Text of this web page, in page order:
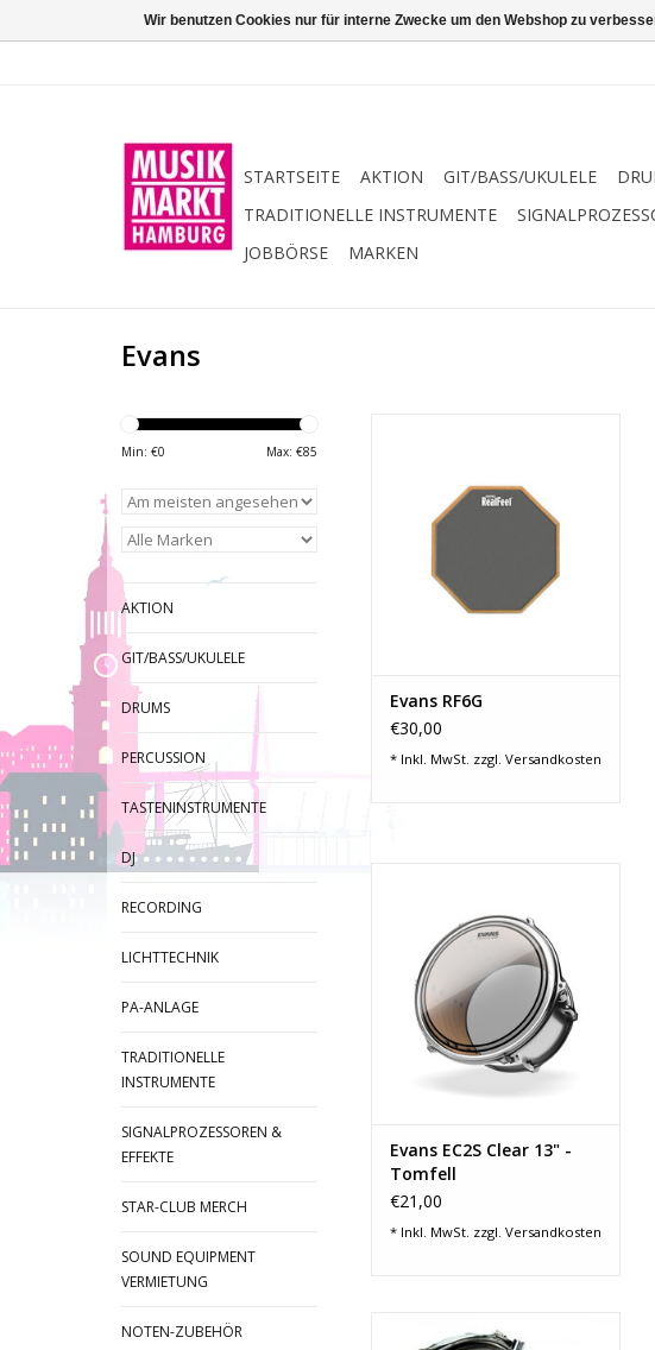
STARTSEITE AKTION GIT/BASS/UKULELE
TRADITIONELLE INSTRUMENTE
JOBBÖRSE
MARKEN
Evans
Min: €0 Max: €85
AKTION
GIT/BASS/UKULELE
DRUMS
PERCUSSION
TASTENINSTRUMENTE
DJ
RECORDING
LICHTTECHNIK
PA-ANLAGE
TRADITIONELLE
INSTRUMENTE
SIGNALPROZESSOREN &
EFFEKTE
STAR-CLUB MERCH
SOUND EQUIPMENT
VERMIETUNG
NOTEN-ZUBEHÖR
Evans RF6G
€30,00
* Inkl. MwSt. zzgl. Versandkosten
Felltyp: 2-lagig
Farbe: Transparent
Oberfläche: glatt
Dämpfung: Dämpfungsring
Produkt-Code: TT13EC2S
ZUM WARENKORB HINZUFÜGEN
Evans EC2S Clear 13" -
Tomfell
€21,00
* Inkl. MwSt. zzgl. Versandkosten
Wir benutzen Cookies nur für interne Zwecke um den Webshop zu